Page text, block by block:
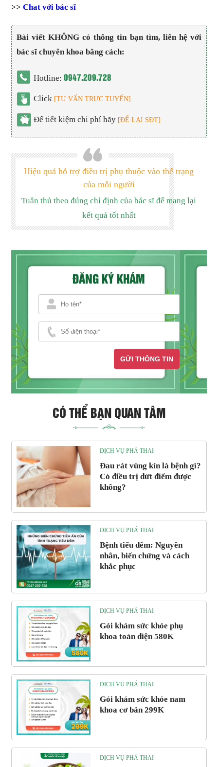
>>Chat với bác sĩ
Bài viết KHÔNG có thông tin bạn tìm, liên hệ với
bác sĩ chuyên khoa bằng cách:
Hotline:0947.209.728
Click [TƯ VẤN TRỰC TUYẾN]
Để tiết kiệm chi phí hãy [ĐỂ LẠI SĐT]
Hiệu quả hỗ trợ điều trị phụ thuộc vào thể trạng
của mỗi người
Tuân thủ theo đúng chỉ định của bác sĩ để mang lại
kết quả tốt nhất
ĐĂNG KÝ KHÁM
GỬI THÔNG TIN
CÓ THỂ BẠN QUAN TÂM
DỊCH VỤ PHÁ THAI
Đau rát vùng kín là bệnh gì?
Có điều trị dứt điểm được
không?
DỊCH VỤ PHÁ THAI
Bệnh tiểu đêm: Nguyên
nhân, biến chứng và cách
khắc phục
DỊCH VỤ PHÁ THAI
Gói khám sức khỏe phụ
khoa toàn diện 580K
DỊCH VỤ PHÁ THAI
Gói khám sức khỏe nam
khoa cơ bản 299K
DỊCH VỤ PHÁ THAI